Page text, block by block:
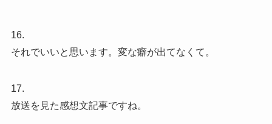
16.
それでいいと思います。変な癖が出てなくて。
17.
放送を見た感想文記事ですね。